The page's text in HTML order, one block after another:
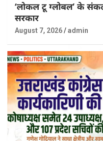
‘लोकल टू ग्लोबल’ के
सरकार
August 7, 2026 admin